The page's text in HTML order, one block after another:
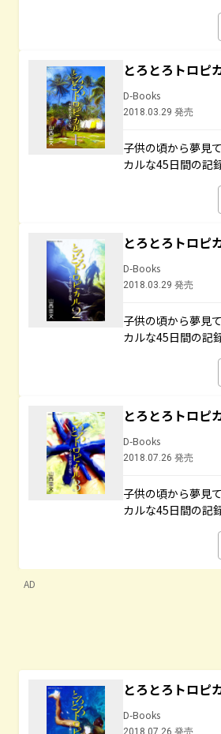
とろとろトロ
D-Books
2018.03.29 発売
子供の頃から夢見
カルな45日間の記
とろとろトロ
D-Books
2018.03.29 発売
子供の頃から夢見
カルな45日間の記
とろとろトロ
D-Books
2018.07.26 発売
子供の頃から夢見
カルな45日間の記
AD
とろとろトロ
D-Books
2018.07.26 発売